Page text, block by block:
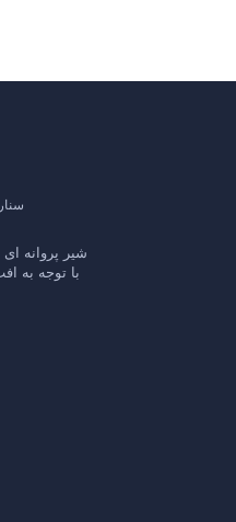
شیر پروانه
با توجه به